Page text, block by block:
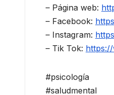
– Página web:
– Facebook:
– Instagram:
– Tik Tok:
#psicología
#saludmental